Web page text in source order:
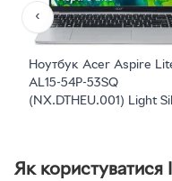
‹
Ноутбук Acer Aspire
AL15-54P-53SQ
(NX.DTHEU.001) Light
Як користуватися